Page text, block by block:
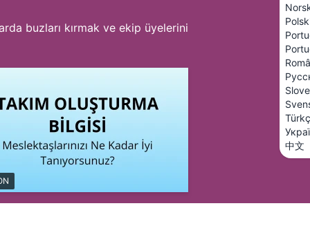
中文
buzları kırmak ve ekip üyelerini